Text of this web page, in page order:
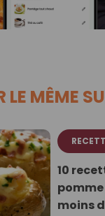
LE MÊME
10
moins